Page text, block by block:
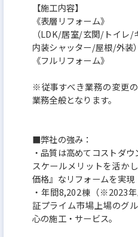
ビス／リフォーム／買取
持ってフォローすること
な対応を可能にしていま
は、メイドイン・ケイア
ージです。
【施工内容】
《表層リフォーム》
（LDK/居室/玄関/トイ
内装シャッター/屋根/外装）
《フルリフォーム》
※従事すべき業務の変更
業務全般となります。
■弊社の強み：
・品質は高めてコストダウ
スケールメリットを活か
価格』なリフォームを実現
・年間8,202棟（※2023
証プライム市場上場のグ
心の施工・サービス。